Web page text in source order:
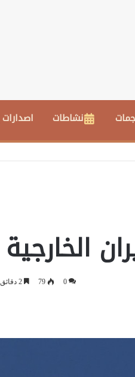
نشاطات اصدارات
الخارجية
0
79 2 دقائق